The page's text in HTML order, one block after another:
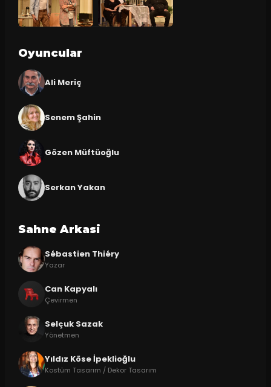
Oyuncular
Ali Meriç
Senem Şahin
Gözen Müftüoğlu
Serkan Yakan
Sahne Arkasi
Sébastien Thiéry
Yazar
Can Kapyalı
Çevirmen
Selçuk Sazak
Yönetmen
Yıldız Köse İpeklioğlu
Kostüm Tasarım / Dekor Tasarım